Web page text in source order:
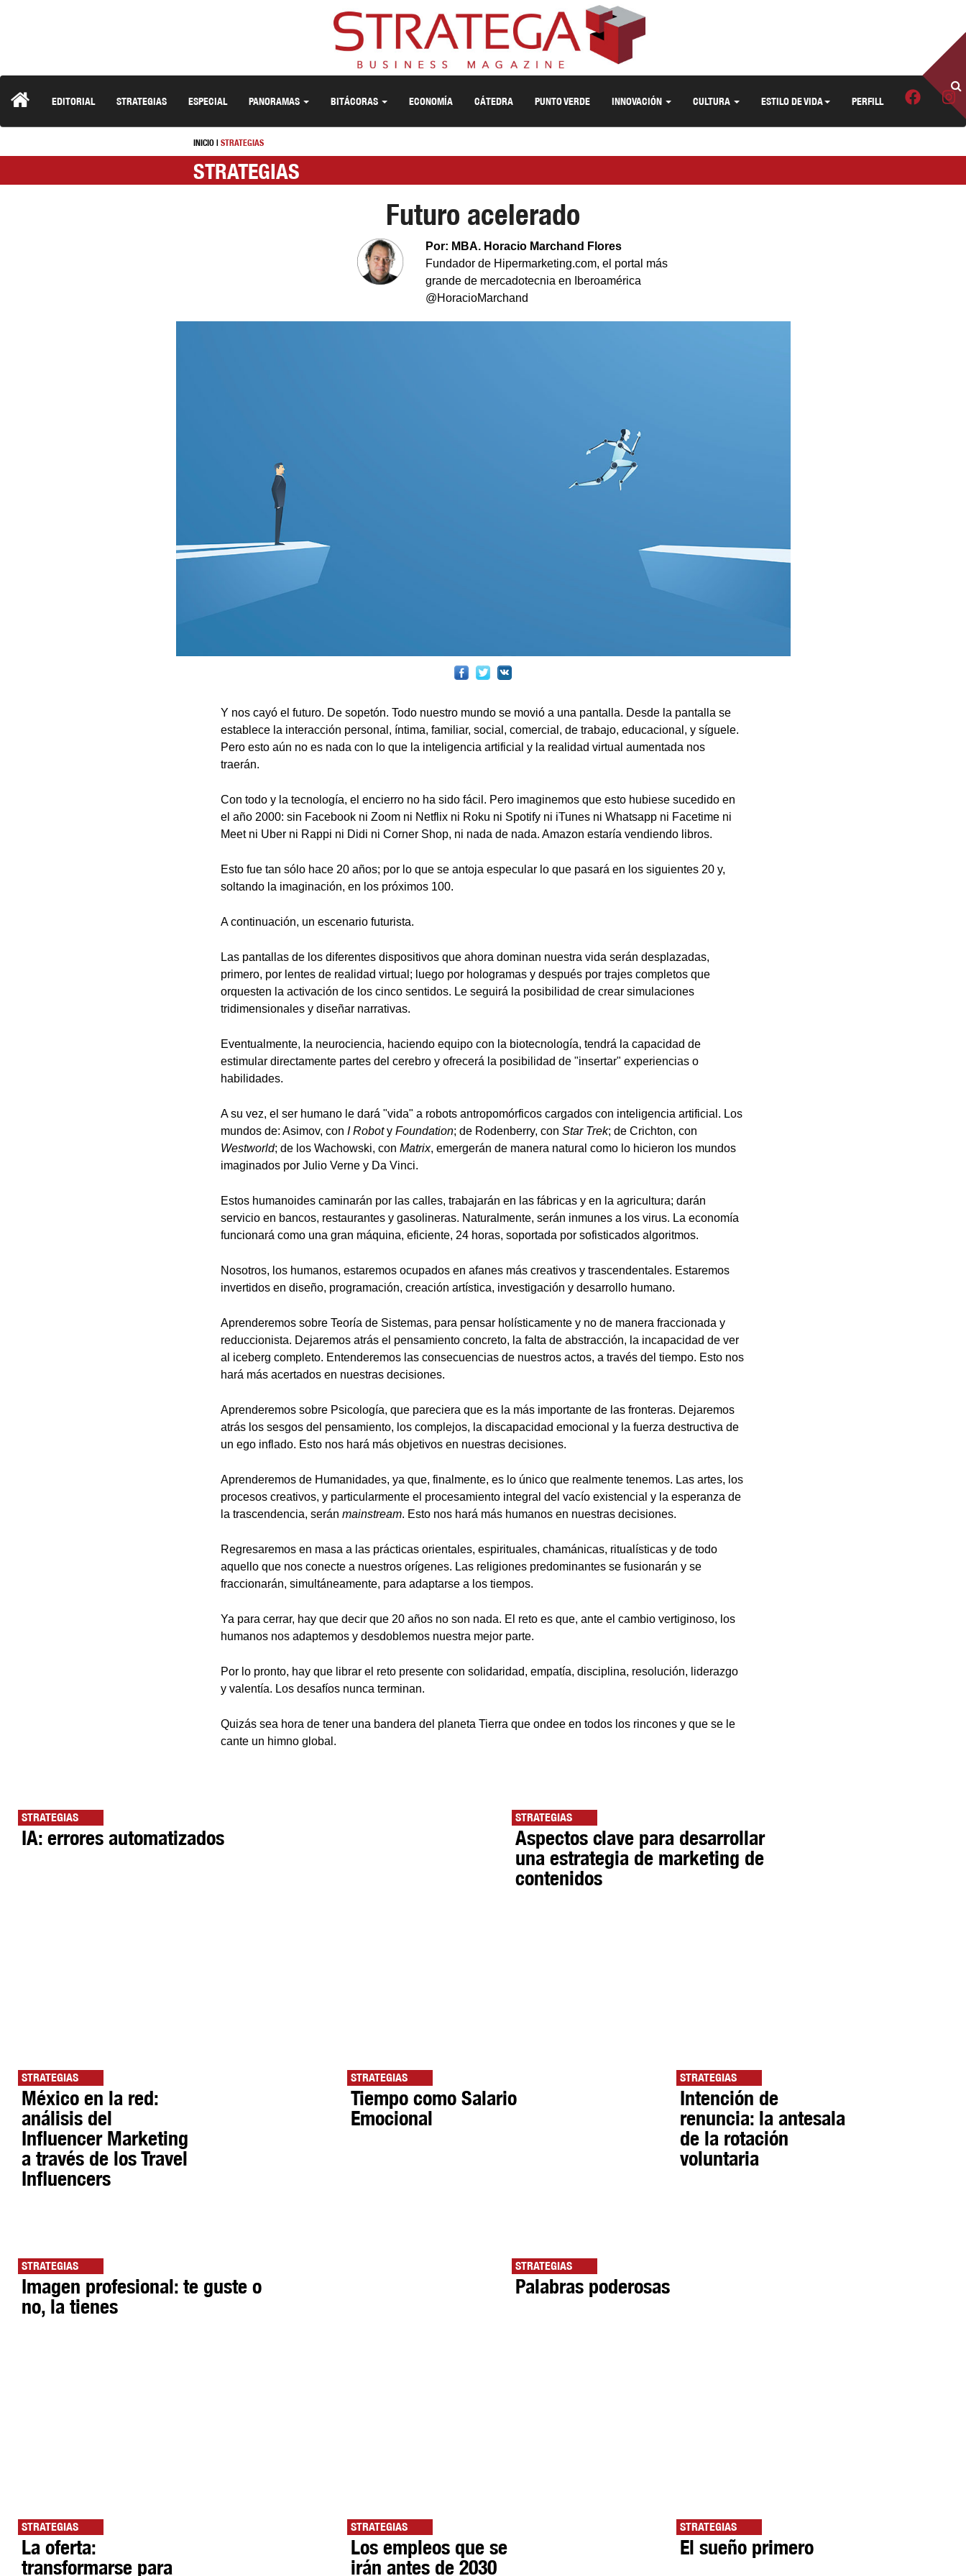
EDITORIAL STRATEGIAS ESPECIAL PANORAMAS BITÁCORAS ECONOMÍA CÁTEDRA PUNTO VERDE INNOVACIÓN CULTURA ESTILO DE VIDA PERFILL
INICIO| STRATEGIAS
STRATEGIAS
Futuro acelerado
Por: MBA. Horacio Marchand Flores
Fundador de Hipermarketing.com, el portal más
grande de mercadotecnia en Iberoamérica
@HoracioMarchand
Y nos cayó el futuro. De sopetón. Todo nuestro mundo se movió a una pantalla. Desde la pantalla se
establece la interacción personal, íntima, familiar, social, comercial, de trabajo, educacional, y síguele.
Pero esto aún no es nada con lo que la inteligencia artificial y la realidad virtual aumentada nos
traerán.
Con todo y la tecnología, el encierro no ha sido fácil. Pero imaginemos que esto hubiese sucedido en
el año 2000: sin Facebook ni Zoom ni Netflix ni Roku ni Spotify ni iTunes ni Whatsapp ni Facetime ni
Meet ni Uber ni Rappi ni Didi ni Corner Shop, ni nada de nada. Amazon estaría vendiendo libros.
Esto fue tan sólo hace 20 años; por lo que se antoja especular lo que pasará en los siguientes 20 y,
soltando la imaginación, en los próximos 100.
A continuación, un escenario futurista.
Las pantallas de los diferentes dispositivos que ahora dominan nuestra vida serán desplazadas,
primero, por lentes de realidad virtual; luego por hologramas y después por trajes completos que
orquesten la activación de los cinco sentidos. Le seguirá la posibilidad de crear simulaciones
tridimensionales y diseñar narrativas.
Eventualmente, la neurociencia, haciendo equipo con la biotecnología, tendrá la capacidad de
estimular directamente partes del cerebro y ofrecerá la posibilidad de "insertar" experiencias o
habilidades.
A su vez, el ser humano le dará "vida" a robots antropomórficos cargados con inteligencia artificial. Los
mundos de: Asimov, con I Roboty Foundation; de Rodenberry, con Star Trek; de Crichton, con
Westworld; de los Wachowski, con Matrix, emergerán de manera natural como lo hicieron los mundos
imaginados por Julio Verne y Da Vinci.
Estos humanoides caminarán por las calles, trabajarán en las fábricas y en la agricultura; darán
servicio en bancos, restaurantes y gasolineras. Naturalmente, serán inmunes a los virus. La economía
funcionará como una gran máquina, eficiente, 24 horas, soportada por sofisticados algoritmos.
Nosotros, los humanos, estaremos ocupados en afanes más creativos y trascendentales. Estaremos
invertidos en diseño, programación, creación artística, investigación y desarrollo humano.
Aprenderemos sobre Teoría de Sistemas, para pensar holísticamente y no de manera fraccionada y
reduccionista. Dejaremos atrás el pensamiento concreto, la falta de abstracción, la incapacidad de ver
al iceberg completo. Entenderemos las consecuencias de nuestros actos, a través del tiempo. Esto nos
hará más acertados en nuestras decisiones.
Aprenderemos sobre Psicología, que pareciera que es la más importante de las fronteras. Dejaremos
atrás los sesgos del pensamiento, los complejos, la discapacidad emocional y la fuerza destructiva de
un ego inflado. Esto nos hará más objetivos en nuestras decisiones.
Aprenderemos de Humanidades, ya que, finalmente, es lo único que realmente tenemos. Las artes, los
procesos creativos, y particularmente el procesamiento integral del vacío existencial y la esperanza de
la trascendencia, serán mainstream. Esto nos hará más humanos en nuestras decisiones.
Regresaremos en masa a las prácticas orientales, espirituales, chamánicas, ritualísticas y de todo
aquello que nos conecte a nuestros orígenes. Las religiones predominantes se fusionarán y se
fraccionarán, simultáneamente, para adaptarse a los tiempos.
Ya para cerrar, hay que decir que 20 años no son nada. El reto es que, ante el cambio vertiginoso, los
humanos nos adaptemos y desdoblemos nuestra mejor parte.
Por lo pronto, hay que librar el reto presente con solidaridad, empatía, disciplina, resolución, liderazgo
y valentía. Los desafíos nunca terminan.
Quizás sea hora de tener una bandera del planeta Tierra que ondee en todos los rincones y que se le
cante un himno global.
STRATEGIAS
IA: errores automatizados
STRATEGIAS
Aspectos clave para desarrollar
una estrategia de marketing de
contenidos
STRATEGIAS
México en la red:
análisis del
Influencer Marketing
a través de los Travel
Influencers
STRATEGIAS
Tiempo como Salario
Emocional
STRATEGIAS
Intención de
renuncia: la antesala
de la rotación
voluntaria
STRATEGIAS
Imagen profesional: te guste o
no, la tienes
STRATEGIAS
Palabras poderosas
STRATEGIAS
La oferta:
transformarse para
STRATEGIAS
Los empleos que se
irán antes de 2030
STRATEGIAS
El sueño primero